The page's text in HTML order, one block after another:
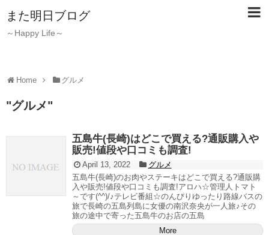
また明日ブログ
～Happy Life～
Home グルメ
"グルメ"
五島牛(長崎)はどこで買える?通販購入や
販売!値段や口コミも調査!
April 13, 2022
グルメ
五島牛(長崎)のお肉やステーキはどこで買える?通販購
入や販売!値段や口コミも調査!アロハ☆管理人トマト
～です(^^)/♪テレビ番組☆のんびりゆったり路線バスの
旅で長崎の五島列島に女優の南沢奈央が一人旅♪その
旅の途中で寄った五島牛のお店の五島
More